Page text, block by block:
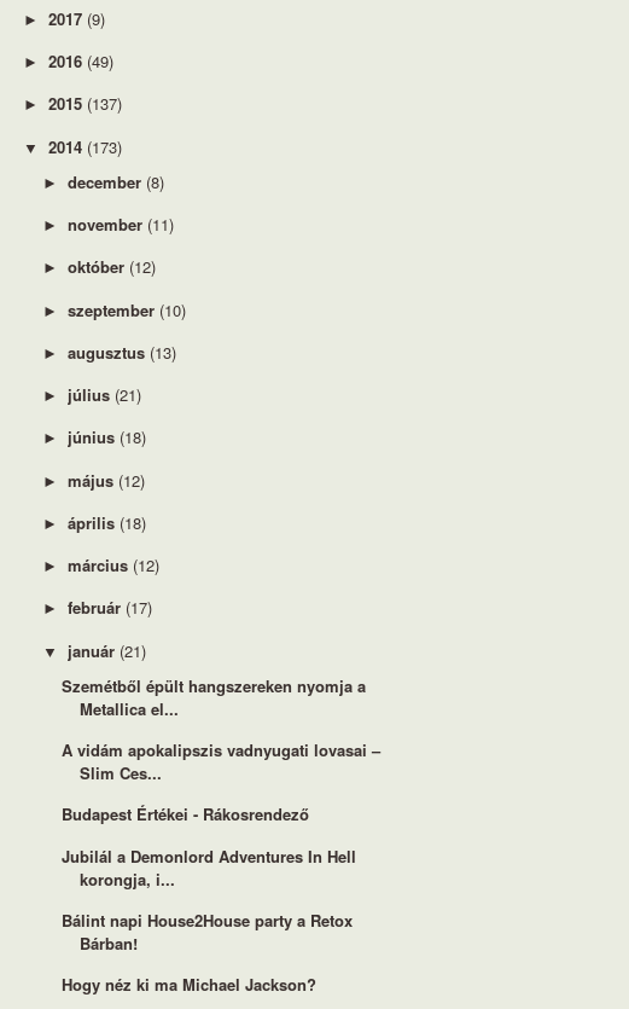
► 2017 (9)
► 2016 (49)
► 2015 (137)
▼ 2014 (173)
► december (8)
► november (11)
► október (12)
► szeptember (10)
► augusztus (13)
► július (21)
► június (18)
► május (12)
► április (18)
► március (12)
► február (17)
▼ január (21)
Szemétből épült hangszereken nyomja a
Metallica el...
A vidám apokalipszis vadnyugati lovasai –
Slim Ces...
Budapest Értékei - Rákosrendező
Jubilál a Demonlord Adventures In Hell
korongja, i...
Bálint napi House2House party a Retox
Bárban!
Hogy néz ki ma Michael Jackson?